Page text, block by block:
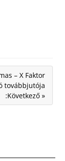
– X Faktor
továbbjutója
:Következő »